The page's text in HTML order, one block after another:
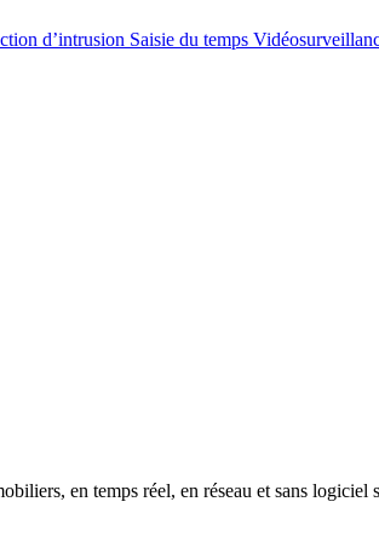
d’intrusion Saisie du temps
en temps réel, en réseau et sans logiciel